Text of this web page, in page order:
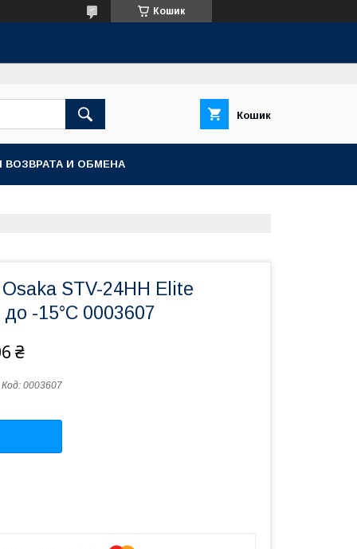
Кошик
Кошик
ВОЗВРАТА И ОБМЕНА
STV-24HH Elite
-15°C 0003607
₴
Код: 0003607